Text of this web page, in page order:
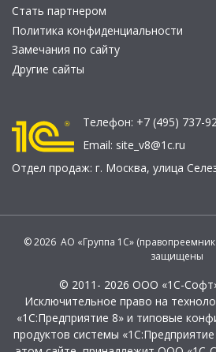
Стать партнером
Политика конфиденциальности
Замечания по сайту
Другие сайты
Телефон: +7 (495) 737-
Email: site_v8@1c.ru
Отдел продаж: г. Москва, улица
© 2026 АО «Группа 1С» (правопреемник
защищены
© 2011- 2026 ООО «1С-
Исключительное право на
«1С:Предприятие 8» и типовые
продуктов системы